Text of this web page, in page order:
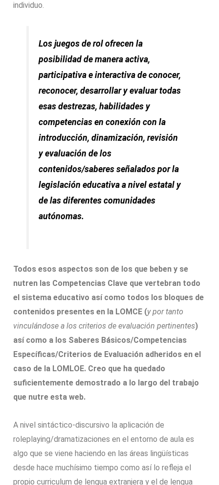
individuo.
Los juegos de rol ofrecen la
posibilidad de manera activa,
participativa e interactiva de conocer,
reconocer, desarrollar y evaluar todas
esas destrezas, habilidades y
competencias en conexión con la
introducción, dinamización, revisión
y evaluación de los
contenidos/saberes señalados por la
legislación educativa a nivel estatal y
de las diferentes comunidades
autónomas.
Todos esos aspectos son de los que beben y se
nutren las Competencias Clave que vertebran todo
el sistema educativo así como todos los bloques de
contenidos presentes en la LOMCE (y por tanto
vinculándose a los criterios de evaluación pertinentes)
así como a los Saberes Básicos/Competencias
Específicas/Criterios de Evaluación adheridos en el
caso de la LOMLOE. Creo que ha quedado
suficientemente demostrado a lo largo del trabajo
que nutre esta web.
A nivel sintáctico-discursivo la aplicación de
roleplaying/dramatizaciones en el entorno de aula es
algo que se viene haciendo en las áreas lingüísticas
desde hace muchísimo tiempo como así lo refleja el
propio curriculum de lengua extranjera y el de lengua